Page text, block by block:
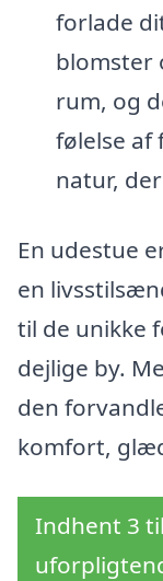
forlade
blomster
rum, og
følelse af
natur,
En udestue
en
til de unikke
dejlige by.
den
komfort,
Indhent 3